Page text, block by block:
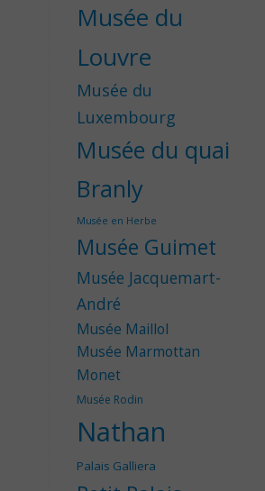
Musée du
Louvre
Musée du
Luxembourg
Musée du quai
Branly
Musée en Herbe
Musée Guimet
Musée Jacquemart-
André
Musée Maillol
Musée Marmottan
Monet
Musée Rodin
Nathan
Palais Galliera